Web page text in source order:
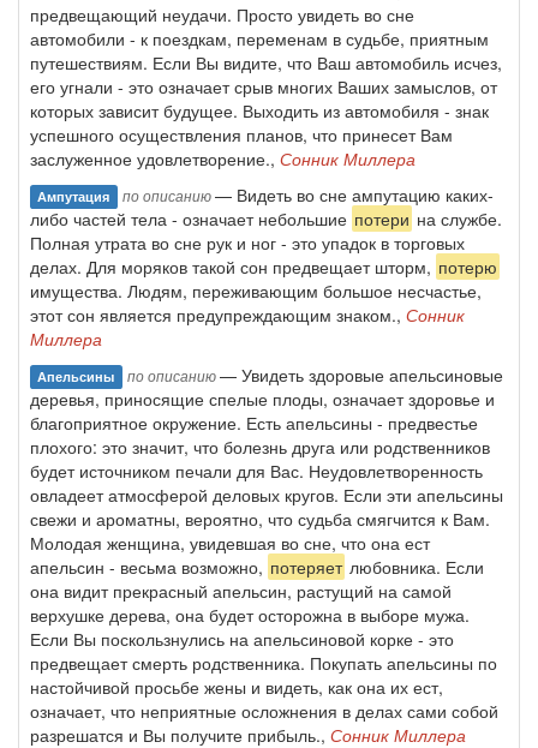
предвещающий неудачи. Просто увидеть во сне
автомобили - к поездкам, переменам в судьбе, приятным
путешествиям. Если Вы видите, что Ваш автомобиль исчез,
его угнали - это означает срыв многих Ваших замыслов, от
которых зависит будущее. Выходить из автомобиля - знак
успешного осуществления планов, что принесет Вам
заслуженное удовлетворение., Сонник Миллера
Ампутация по описанию— Видеть во сне ампутацию каких-
либо частей тела - означает небольшие потери на службе.
Полная утрата во сне рук и ног - это упадок в торговых
делах. Для моряков такой сон предвещает шторм, потерю
имущества. Людям, переживающим большое несчастье,
этот сон является предупреждающим знаком., Сонник
Миллера
Апельсины по описанию— Увидеть здоровые апельсиновые
деревья, приносящие спелые плоды, означает здоровье и
благоприятное окружение. Есть апельсины - предвестье
плохого: это значит, что болезнь друга или родственников
будет источником печали для Вас. Неудовлетворенность
овладеет атмосферой деловых кругов. Если эти апельсины
свежи и ароматны, вероятно, что судьба смягчится к Вам.
Молодая женщина, увидевшая во сне, что она ест
апельсин - весьма возможно, потеряет любовника. Если
она видит прекрасный апельсин, растущий на самой
верхушке дерева, она будет осторожна в выборе мужа.
Если Вы поскользнулись на апельсиновой корке - это
предвещает смерть родственника. Покупать апельсины по
настойчивой просьбе жены и видеть, как она их ест,
означает, что неприятные осложнения в делах сами собой
разрешатся и Вы получите прибыль., Сонник Миллера